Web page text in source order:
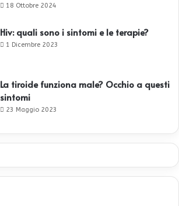
18 Ottobre 2024
Hiv: quali sono i sintomi e le terapie?
1 Dicembre 2023
La tiroide funziona male? Occhio a questi
sintomi
23 Maggio 2023